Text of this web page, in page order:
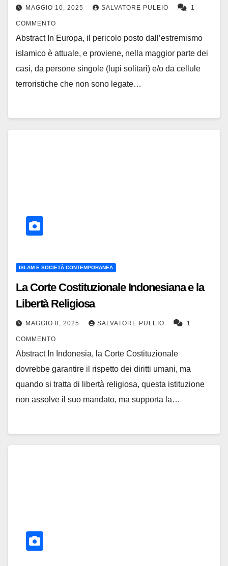
MAGGIO 10, 2025 SALVATORE PULEIO 1
COMMENTO
Abstract In Europa, il pericolo posto dall’estremismo
islamico è attuale, e proviene, nella maggior parte dei
casi, da persone singole (lupi solitari) e/o da cellule
terroristiche che non sono legate…
ISLAM E SOCIETÀ CONTEMPORANEA
La Corte Costituzionale Indonesiana e la
Libertà Religiosa
MAGGIO 8, 2025 SALVATORE PULEIO 1
COMMENTO
Abstract In Indonesia, la Corte Costituzionale
dovrebbe garantire il rispetto dei diritti umani, ma
quando si tratta di libertà religiosa, questa istituzione
non assolve il suo mandato, ma supporta la…